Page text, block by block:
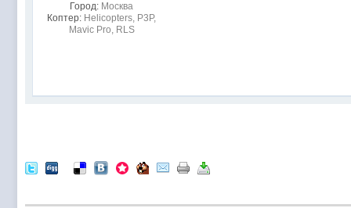
Город: Москва
Коптер: Helicopters, P3P,
Mavic Pro, RLS